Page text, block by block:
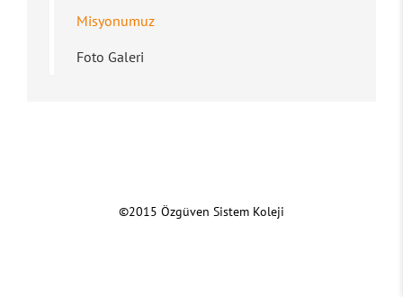
Misyonumuz
Foto Galeri
©2015 Özgüven Sistem Koleji